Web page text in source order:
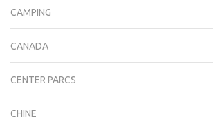
CAMPING
CANADA
CENTER PARCS
CHINE